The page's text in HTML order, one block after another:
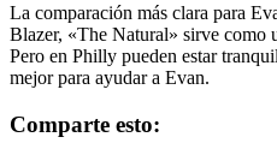
La comparación más clara para
Blazer, «The Natural» sirve como
Pero en Philly pueden estar
mejor para ayudar a Evan.
Comparte esto: